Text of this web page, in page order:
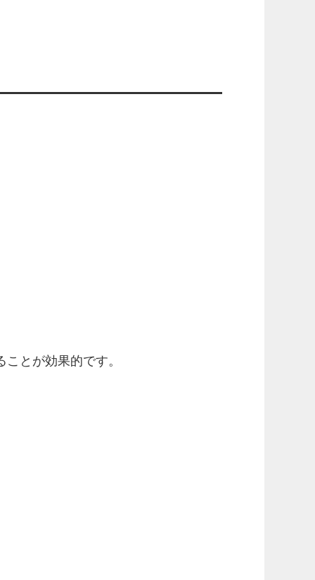
とが効果的です。